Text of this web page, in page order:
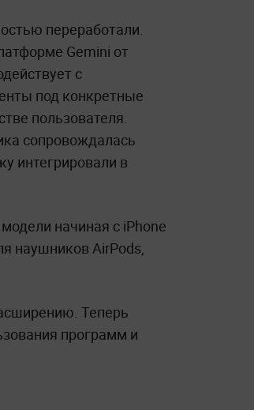
переработали.
Gemini от
с
под конкретные
пользователя.
сопровождалась
интегрировали в
начиная с iPhone
наушников AirPods,
Теперь
программ и